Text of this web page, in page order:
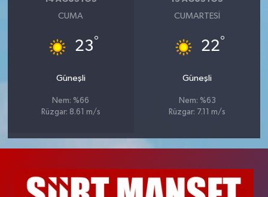
CUMA
23°
Güneşli
Nem: %66
Rüzgar: 8.61 m/s
CUMARTESI
22°
Güneşli
Nem: %63
Rüzgar: 7.11 m/s